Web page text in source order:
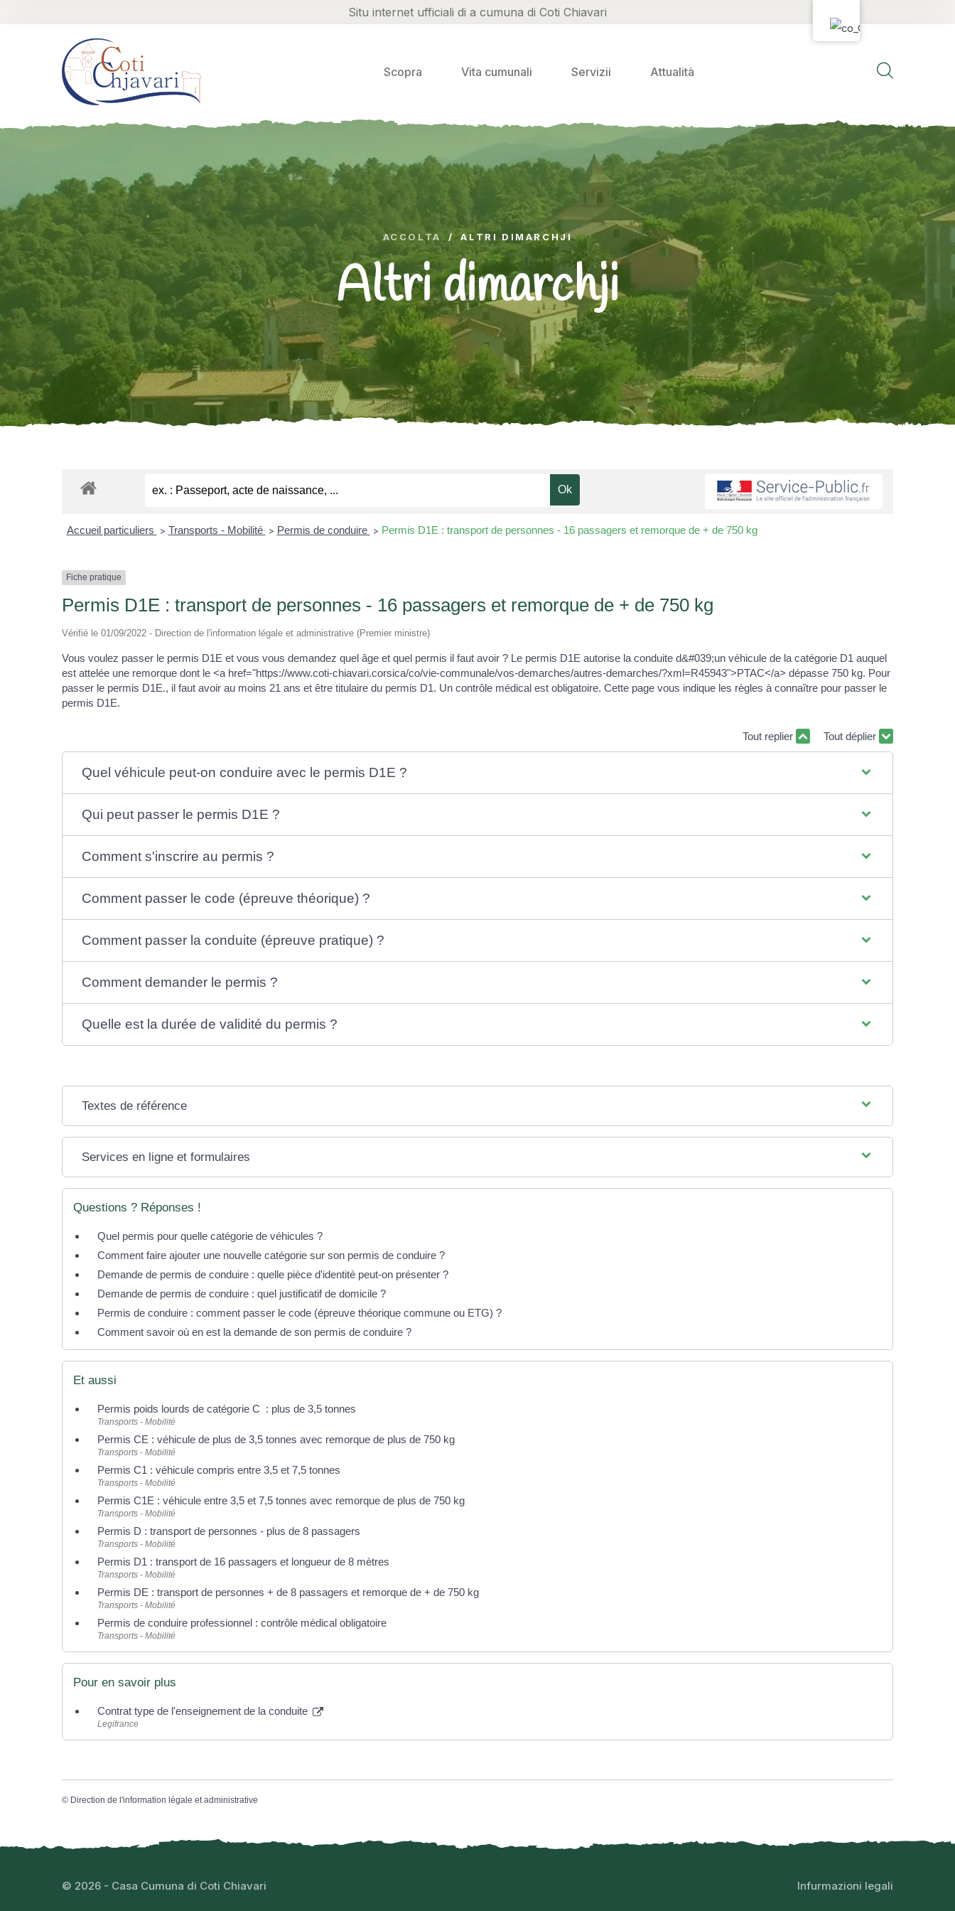
Situ internet ufficiali di a cumuna di Coti Chiavari
Scopra Vita cumunali Servizii Attualità
ACCOLTA / ALTRI DIMARCHJI
Altri dimarchji
Accueil particuliers > Transports - Mobilité > Permis de conduire > Permis D1E : transport de personnes - 16 passagers et remorque de + de 750 kg
Fiche pratique
Permis D1E : transport de personnes - 16 passagers et remorque de + de 750 kg
Vérifié le 01/09/2022 - Direction de l'information légale et administrative (Premier ministre)
Vous voulez passer le permis D1E et vous vous demandez quel âge et quel permis il faut avoir ? Le permis D1E autorise la conduite d&#039;un véhicule de la catégorie D1 auquel
est attelée une remorque dont le <a href="https://www.coti-chiavari.corsica/co/vie-communale/vos-demarches/autres-demarches/?xml=R45943">PTAC</a> dépasse 750 kg. Pour
passer le permis D1E., il faut avoir au moins 21 ans et être titulaire du permis D1. Un contrôle médical est obligatoire. Cette page vous indique les règles à connaître pour passer le
permis D1E.
Tout replier Tout déplier
Quel véhicule peut-on conduire avec le permis D1E ?
Qui peut passer le permis D1E ?
Comment s'inscrire au permis ?
Comment passer le code (épreuve théorique) ?
Comment passer la conduite (épreuve pratique) ?
Comment demander le permis ?
Quelle est la durée de validité du permis ?
Textes de référence
Services en ligne et formulaires
Questions ? Réponses !
Quel permis pour quelle catégorie de véhicules ?
Comment faire ajouter une nouvelle catégorie sur son permis de conduire ?
Demande de permis de conduire : quelle pièce d'identité peut-on présenter ?
Demande de permis de conduire : quel justificatif de domicile ?
Permis de conduire : comment passer le code (épreuve théorique commune ou ETG) ?
Comment savoir où en est la demande de son permis de conduire ?
Et aussi
Permis poids lourds de catégorie C : plus de 3,5 tonnes
Transports - Mobilité
Permis CE : véhicule de plus de 3,5 tonnes avec remorque de plus de 750 kg
Transports - Mobilité
Permis C1 : véhicule compris entre 3,5 et 7,5 tonnes
Transports - Mobilité
Permis C1E : véhicule entre 3,5 et 7,5 tonnes avec remorque de plus de 750 kg
Transports - Mobilité
Permis D : transport de personnes - plus de 8 passagers
Transports - Mobilité
Permis D1 : transport de 16 passagers et longueur de 8 mètres
Transports - Mobilité
Permis DE : transport de personnes + de 8 passagers et remorque de + de 750 kg
Transports - Mobilité
Permis de conduire professionnel : contrôle médical obligatoire
Transports - Mobilité
Pour en savoir plus
Contrat type de l'enseignement de la conduite
Legifrance
© Direction de l'information légale et administrative
© 2026 - Casa Cumuna di Coti Chiavari Infurmazioni legali